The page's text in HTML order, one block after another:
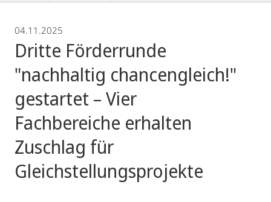
04.11.2025
Dritte Förderrunde
"nachhaltig chancengleich!"
gestartet – Vier
Fachbereiche erhalten
Zuschlag für
Gleichstellungsprojekte